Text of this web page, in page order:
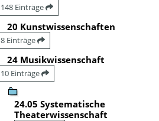
148 Einträge
20 Kunstwissenschaften
8 Einträge
24 Musikwissenschaft
10 Einträge
24.05 Systematische
Theaterwissenschaft